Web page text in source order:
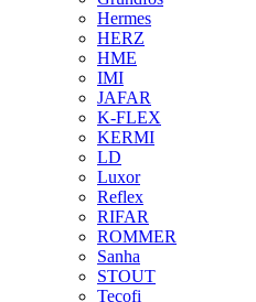
Hermes
HERZ
HME
IMI
JAFAR
K-FLEX
KERMI
LD
Luxor
Reflex
RIFAR
ROMMER
Sanha
STOUT
Tecofi